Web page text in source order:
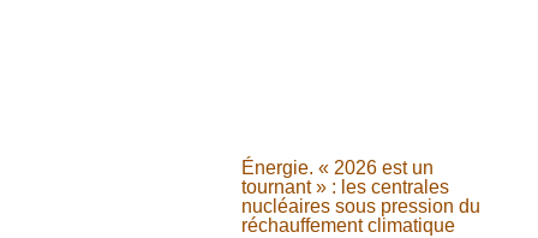
Énergie. « 2026 est un
tournant » : les centrales
nucléaires sous pression du
réchauffement climatique